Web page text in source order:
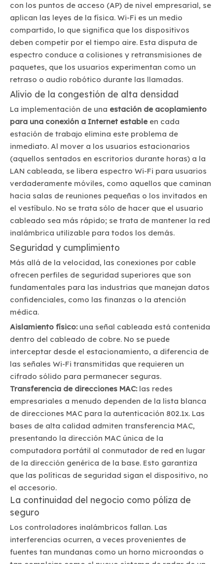
con los puntos de acceso (AP) de nivel empresarial, se
aplican las leyes de la física. Wi-Fi es un medio
compartido, lo que significa que los dispositivos
deben competir por el tiempo aire. Esta disputa de
espectro conduce a colisiones y retransmisiones de
paquetes, que los usuarios experimentan como un
retraso o audio robótico durante las llamadas.
Alivio de la congestión de alta densidad
La implementación de una estación de acoplamiento
para una conexión a Internet estable en cada
estación de trabajo elimina este problema de
inmediato. Al mover a los usuarios estacionarios
(aquellos sentados en escritorios durante horas) a la
LAN cableada, se libera espectro Wi-Fi para usuarios
verdaderamente móviles, como aquellos que caminan
hacia salas de reuniones pequeñas o los invitados en
el vestíbulo. No se trata sólo de hacer que el usuario
cableado sea más rápido; se trata de mantener la red
inalámbrica utilizable para todos los demás.
Seguridad y cumplimiento
Más allá de la velocidad, las conexiones por cable
ofrecen perfiles de seguridad superiores que son
fundamentales para las industrias que manejan datos
confidenciales, como las finanzas o la atención
médica.
Aislamiento físico: una señal cableada está contenida
dentro del cableado de cobre. No se puede
interceptar desde el estacionamiento, a diferencia de
las señales Wi-Fi transmitidas que requieren un
cifrado sólido para permanecer seguras.
Transferencia de direcciones MAC: las redes
empresariales a menudo dependen de la lista blanca
de direcciones MAC para la autenticación 802.1x. Las
bases de alta calidad admiten transferencia MAC,
presentando la dirección MAC única de la
computadora portátil al conmutador de red en lugar
de la dirección genérica de la base. Esto garantiza
que las políticas de seguridad sigan el dispositivo, no
el accesorio.
La continuidad del negocio como póliza de
seguro
Los controladores inalámbricos fallan. Las
interferencias ocurren, a veces provenientes de
fuentes tan mundanas como un horno microondas o